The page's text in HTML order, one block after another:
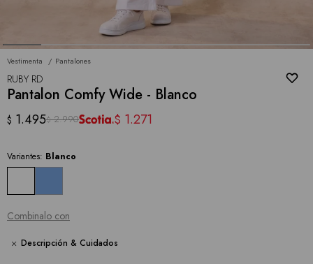
Vestimenta Pantalones
RUBY RD
Pantalon Comfy Wide - Blanco
$ 1.495$ 2.990 $ 1.271
Variantes: Blanco
Combinalo con
Descripción & Cuidados